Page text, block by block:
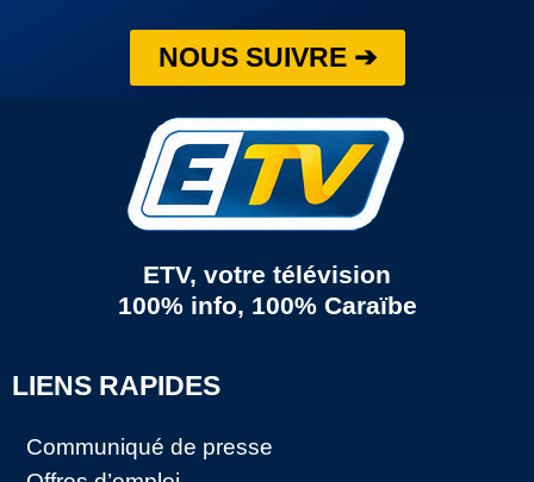
NOUS SUIVRE ➔
ETV, votre télévision
100% info, 100% Caraïbe
LIENS RAPIDES
Communiqué de presse